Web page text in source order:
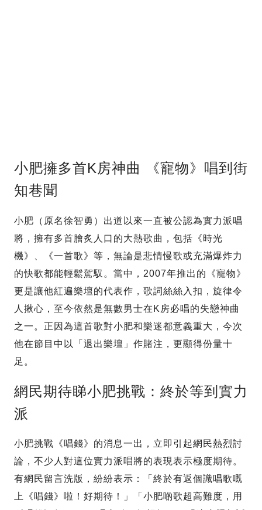
小肥擁多首K房神曲 《寵物》唱到街
知巷聞
小肥（原名徐智勇）出道以來一直被公認為實力派唱
將，擁有多首膾炙人口的大熱歌曲，包括《時光
機》、《一首歌》等，無論是悲情慢歌或充滿爆炸力
的快歌都能輕鬆駕馭。當中，2007年推出的《寵物》
更是讓他紅遍樂壇的代表作，歌詞絲絲入扣，旋律令
人揪心，至今依然是無數男士在K房必唱的失戀神曲
之一。正因為這首歌對小肥和樂迷都意義重大，今次
他在節目中以「退出樂壇」作賭注，更顯得份量十
足。
網民期待睇小肥挑戰：終於等到實力
派
小肥挑戰《唱錢》的消息一出，立即引起網民熱烈討
論，不少人對這位實力派唱將的表現表示極度期待。
有網民留言洗版，紛紛表示：「終於有返個識唱歌嘅
上《唱錢》啦！好期待！」「小肥啲歌超高難度，用